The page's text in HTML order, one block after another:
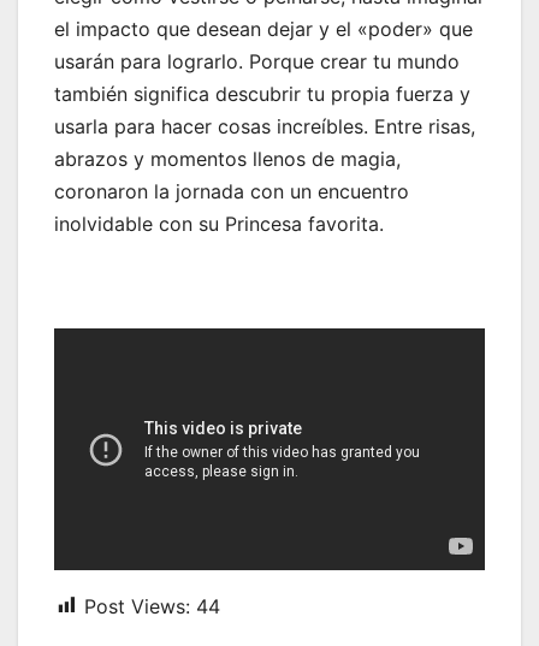
el impacto que desean dejar y el «poder» que
usarán para lograrlo. Porque crear tu mundo
también significa descubrir tu propia fuerza y
usarla para hacer cosas increíbles. Entre risas,
abrazos y momentos llenos de magia,
coronaron la jornada con un encuentro
inolvidable con su Princesa favorita.
Post Views: 44